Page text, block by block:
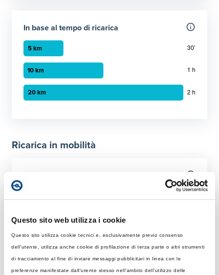
Questo sito web utilizza i cookie
Questo sito utilizza cookie tecnici e, esclusivamente previo consenso
dell’utente, utilizza anche cookie di profilazione di terza parte o altri strumenti
di tracciamento al fine di inviare messaggi pubblicitari in linea con le
preferenze manifestate dall’utente stesso nell’ambito dell’utilizzo delle
In base al tempo di ricarica
2 ora:20 km
Ricarica in mobilità
Rapida
Tempo di ricarica con 22 kW
Rapida: tempo necessario per ricaricare 50 km
Elemento 1:1 ore 22 minuti
Ultraveloce
Colonnina DC 150 kW